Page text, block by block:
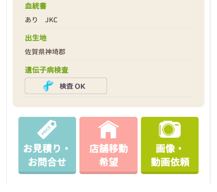
血統書
あり JKC
出生地
佐賀県神埼郡
遺伝子病検査
お見積り・
お問合せ
店舗移動
希望
画像・
動画依頼